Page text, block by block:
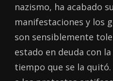
nazismo, ha acabado
manifestaciones y los
son sensiblemente
estado en deuda con
tiempo que se la